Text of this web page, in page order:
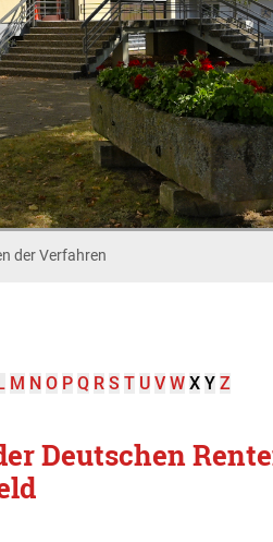
der Verfahren
M N O P Q R S T U V W X Y Z
Deutschen